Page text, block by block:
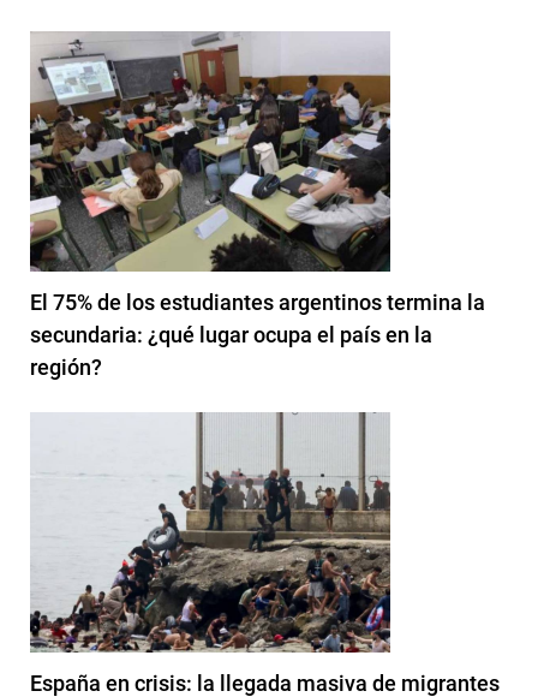
El 75% de los estudiantes argentinos termina la
secundaria: ¿qué lugar ocupa el país en la
región?
España en crisis: la llegada masiva de migrantes